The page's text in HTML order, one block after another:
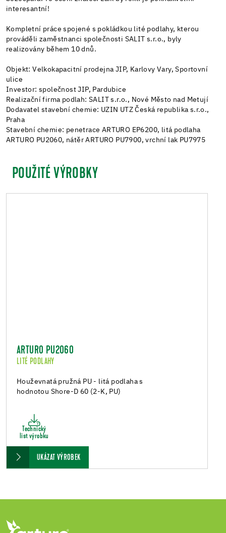
interesantní!
Kompletní práce spojené s pokládkou lité podlahy, kterou
prováděli zaměstnanci společnosti SALIT s.r.o., byly
realizovány během 10 dnů.
Objekt: Velkokapacitní prodejna JIP, Karlovy Vary, Sportovní
ulice
Investor: společnost JIP, Pardubice
Realizační firma podlah: SALIT s.r.o., Nové Město nad Metují
Dodavatel stavební chemie: UZIN UTZ Česká republika s.r.o.,
Praha
Stavební chemie: penetrace ARTURO EP6200, litá podlaha
ARTURO PU2060, nátěr ARTURO PU7900, vrchní lak PU7975
POUŽITÉ VÝROBKY
ARTURO PU2060
LITÉ PODLAHY
Houževnatá pružná PU - litá podlaha s
hodnotou Shore-D 60 (2-K, PU)
Technický
list výrobku
UKÁZAT VÝROBEK